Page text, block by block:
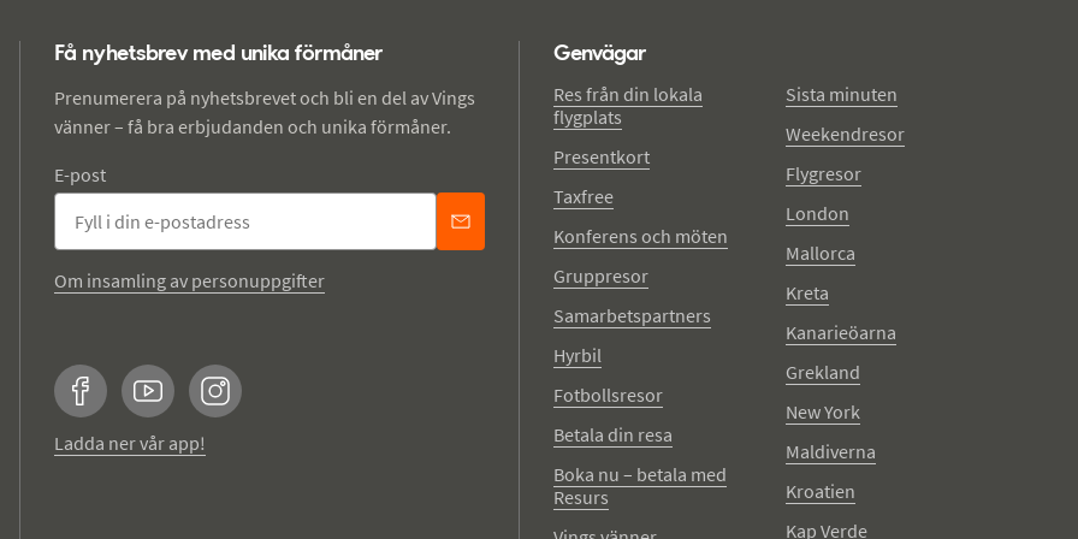
Få nyhetsbrev med unika förmåner
Prenumerera på nyhetsbrevet och bli en del av Vings
vänner – få bra erbjudanden och unika förmåner.
E-post
Om insamling av personuppgifter
FacebookYouTubeInstagram
Ladda ner vår app!
Genvägar
Res från din lokala
flygplats
Presentkort
Taxfree
Konferens och möten
Gruppresor
Samarbetspartners
Hyrbil
Fotbollsresor
Betala din resa
Boka nu – betala med
Resurs
Sista minuten
Weekendresor
Flygresor
London
Mallorca
Kreta
Kanarieöarna
Grekland
New York
Maldiverna
Kroatien
Kap Verde